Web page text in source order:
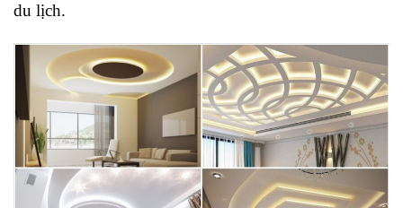
du lịch.